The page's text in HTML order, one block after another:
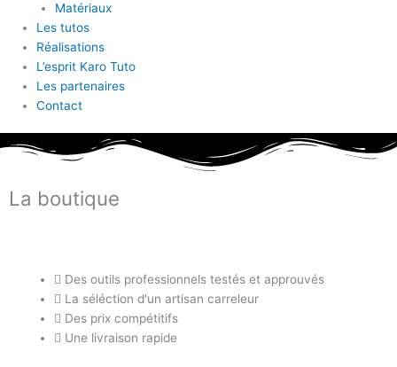
Matériaux
Les tutos
Réalisations
L’esprit Karo Tuto
Les partenaires
Contact
La boutique
Des outils professionnels testés et approuvés
La séléction d'un artisan carreleur
Des prix compétitifs
Une livraison rapide